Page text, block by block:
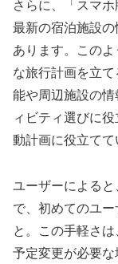
さらに、「スマ
最新の宿泊施設
あります。この
な旅行計画を立
能や周辺施設の
ィビティ選びに
動計画に役立てて
ユーザーによる
で、初めてのユ
と。この手軽さ
予定変更が必要な